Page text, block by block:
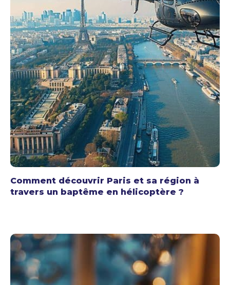
Comment découvrir Paris et sa région à
travers un baptême en hélicoptère ?